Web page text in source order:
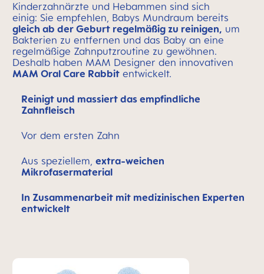
Kinderzahnärzte und Hebammen sind sich
einig: Sie empfehlen, Babys Mundraum bereits
gleich ab der Geburt regelmäßig zu reinigen, um
Bakterien zu entfernen und das Baby an eine
regelmäßige Zahnputzroutine zu gewöhnen.
Deshalb haben MAM Designer den innovativen
MAM Oral Care Rabbit entwickelt.
Reinigt und massiert das empfindliche
Zahnfleisch
Vor dem ersten Zahn
Aus speziellem, extra-weichen
Mikrofasermaterial
In Zusammenarbeit mit medizinischen Experten
entwickelt